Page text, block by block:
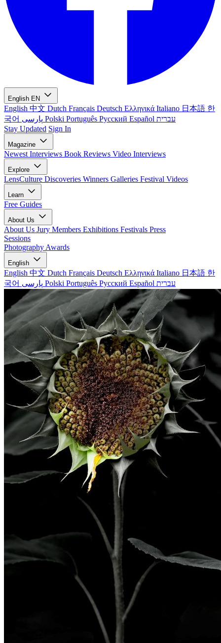
English EN
English 中文 Dutch Français Deutsch Ελληνικά Italiano 日本語 한
국어
Polski Português Русский Español עברית
Stay Updated Sign In
Magazine
Newest Interviews Book Reviews Video Interviews
Explore
LensCulture Discoveries Winners Galleries Festival Videos
Learn
Free Guides
About Us
About Us Jury Members Exhibitions Festivals Press
Sessions
Photography Awards
English
English 中文 Dutch Français Deutsch Ελληνικά Italiano 日本語 한
국어
Polski Português Русский Español עברית